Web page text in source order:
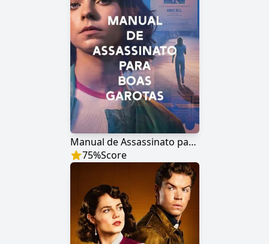
Manual de Assassinato para Boas Garotas
75%Score